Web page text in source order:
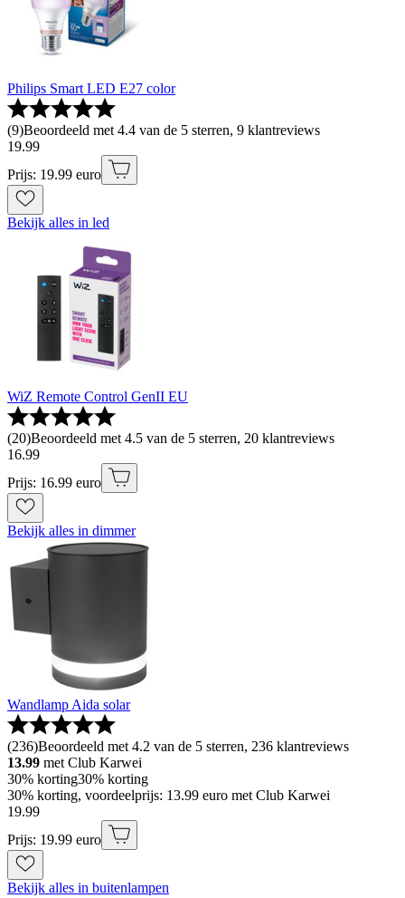
Philips Smart LED E27 color
(9)Beoordeeld met 4.4 van de 5 sterren, 9 klantreviews
19.99
Prijs: 19.99 euro
Bekijk alles in led
WiZ Remote Control GenII EU
(20)Beoordeeld met 4.5 van de 5 sterren, 20 klantreviews
16.99
Prijs: 16.99 euro
Bekijk alles in dimmer
Wandlamp Aida solar
(236)Beoordeeld met 4.2 van de 5 sterren, 236 klantreviews
13.99 met Club Karwei
30% korting30% korting
30% korting, voordeelprijs: 13.99 euro met Club Karwei
19.99
Prijs: 19.99 euro
Bekijk alles in buitenlampen